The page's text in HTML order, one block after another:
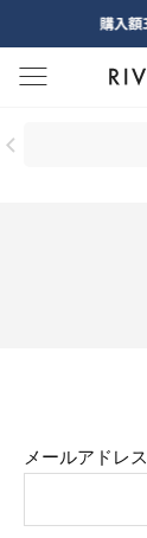
menu
メールアドレス